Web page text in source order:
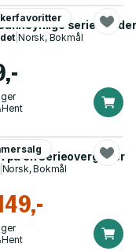
|Norsk, Bokmål
håndbok
Harsem
på en serieovergriper
Norsk, Bokmål